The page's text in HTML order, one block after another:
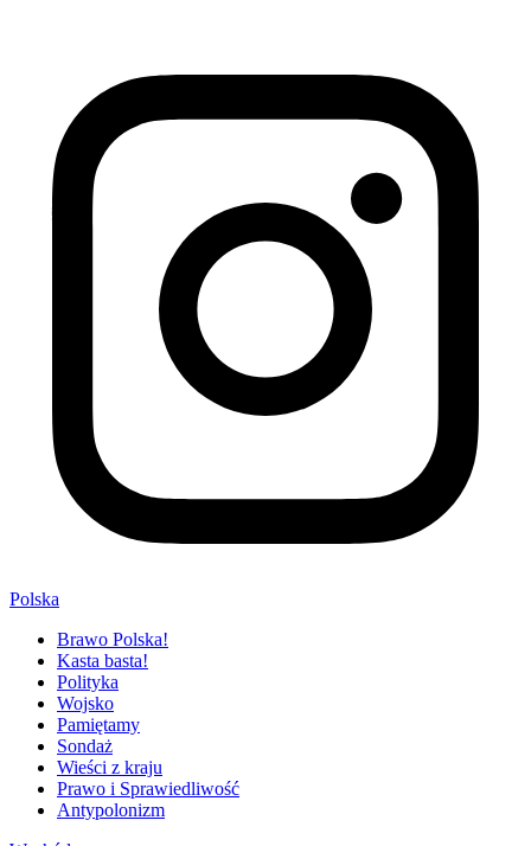
Polska
Brawo Polska!
Kasta basta!
Polityka
Wojsko
Pamiętamy
Sondaż
Wieści z kraju
Prawo i Sprawiedliwość
Antypolonizm